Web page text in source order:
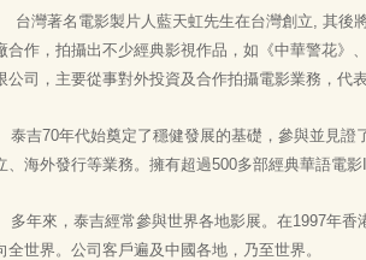
台灣著名電影製片人藍天虹先生在台灣創立, 其後
合作，拍攝出不少經典影視作品，如《中華警花》
公司，主要從事對外投資及合作拍攝電影業務，代
70年代始奠定了穩健發展的基礎，參與並見證
、海外發行等業務。擁有超過500多部經典華語電
來，泰吉經常參與世界各地影展。在1997年香
全世界。公司客戶遍及中國各地，乃至世界。